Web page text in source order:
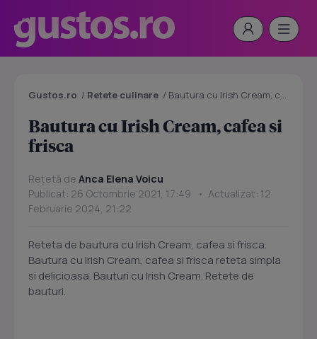
Gustos.ro / Retete culinare / Bautura cu Irish Cream, cafea si frisca
Bautura cu Irish Cream, cafea si
frisca
Rețetă de Anca Elena Voicu
Publicat: 26 Octombrie 2021, 17:49 • Actualizat: 12
Februarie 2024, 21:22
Reteta de bautura cu Irish Cream, cafea si frisca.
Bautura cu Irish Cream, cafea si frisca reteta simpla
si delicioasa. Bauturi cu Irish Cream. Retete de
bauturi.